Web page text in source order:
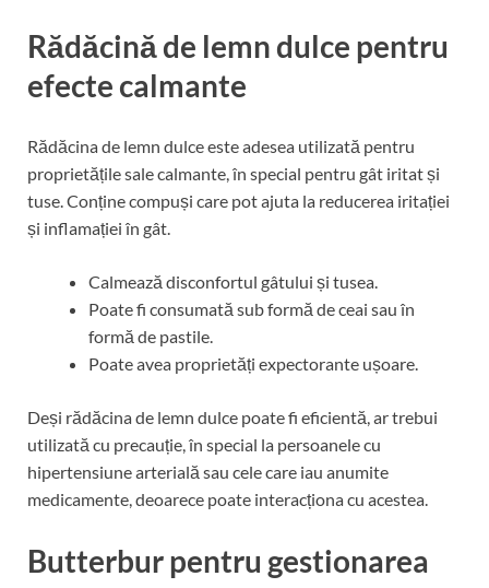
Rădăcină de lemn dulce pentru
efecte calmante
Rădăcina de lemn dulce este adesea utilizată pentru
proprietățile sale calmante, în special pentru gât iritat și
tuse. Conține compuși care pot ajuta la reducerea iritației
și inflamației în gât.
Calmează disconfortul gâtului și tusea.
Poate fi consumată sub formă de ceai sau în
formă de pastile.
Poate avea proprietăți expectorante ușoare.
Deși rădăcina de lemn dulce poate fi eficientă, ar trebui
utilizată cu precauție, în special la persoanele cu
hipertensiune arterială sau cele care iau anumite
medicamente, deoarece poate interacționa cu acestea.
Butterbur pentru gestionarea